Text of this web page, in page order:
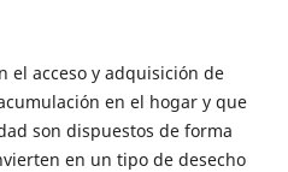
el acceso y adquisición de
en el hogar y que
son dispuestos de forma
en un tipo de desecho